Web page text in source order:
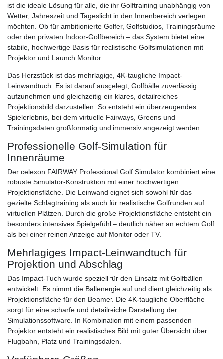
ist die ideale Lösung für alle, die ihr Golftraining unabhängig von
Wetter, Jahreszeit und Tageslicht in den Innenbereich verlegen
möchten. Ob für ambitionierte Golfer, Golfstudios, Trainingsräume
oder den privaten Indoor-Golfbereich – das System bietet eine
stabile, hochwertige Basis für realistische Golfsimulationen mit
Projektor und Launch Monitor.
Das Herzstück ist das mehrlagige, 4K-taugliche Impact-
Leinwandtuch. Es ist darauf ausgelegt, Golfbälle zuverlässig
aufzunehmen und gleichzeitig ein klares, detailreiches
Projektionsbild darzustellen. So entsteht ein überzeugendes
Spielerlebnis, bei dem virtuelle Fairways, Greens und
Trainingsdaten großformatig und immersiv angezeigt werden.
Professionelle Golf-Simulation für
Innenräume
Der celexon FAIRWAY Professional Golf Simulator kombiniert eine
robuste Simulator-Konstruktion mit einer hochwertigen
Projektionsfläche. Die Leinwand eignet sich sowohl für das
gezielte Schlagtraining als auch für realistische Golfrunden auf
virtuellen Plätzen. Durch die große Projektionsfläche entsteht ein
besonders intensives Spielgefühl – deutlich näher an echtem Golf
als bei einer reinen Anzeige auf Monitor oder TV.
Mehrlagiges Impact-Leinwandtuch für
Projektion und Abschlag
Das Impact-Tuch wurde speziell für den Einsatz mit Golfbällen
entwickelt. Es nimmt die Ballenergie auf und dient gleichzeitig als
Projektionsfläche für den Beamer. Die 4K-taugliche Oberfläche
sorgt für eine scharfe und detailreiche Darstellung der
Simulationssoftware. In Kombination mit einem passenden
Projektor entsteht ein realistisches Bild mit guter Übersicht über
Flugbahn, Platz und Trainingsdaten.